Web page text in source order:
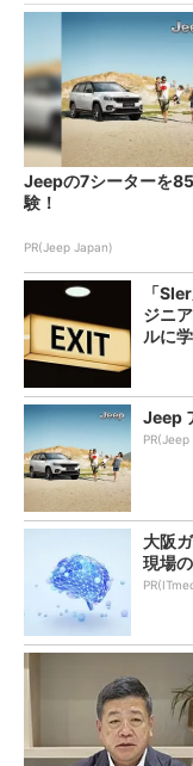
Jeepの7シーターを
験！
PR(Jeep Japan)
「
ジニ
ルに
Jeep
大阪
現場